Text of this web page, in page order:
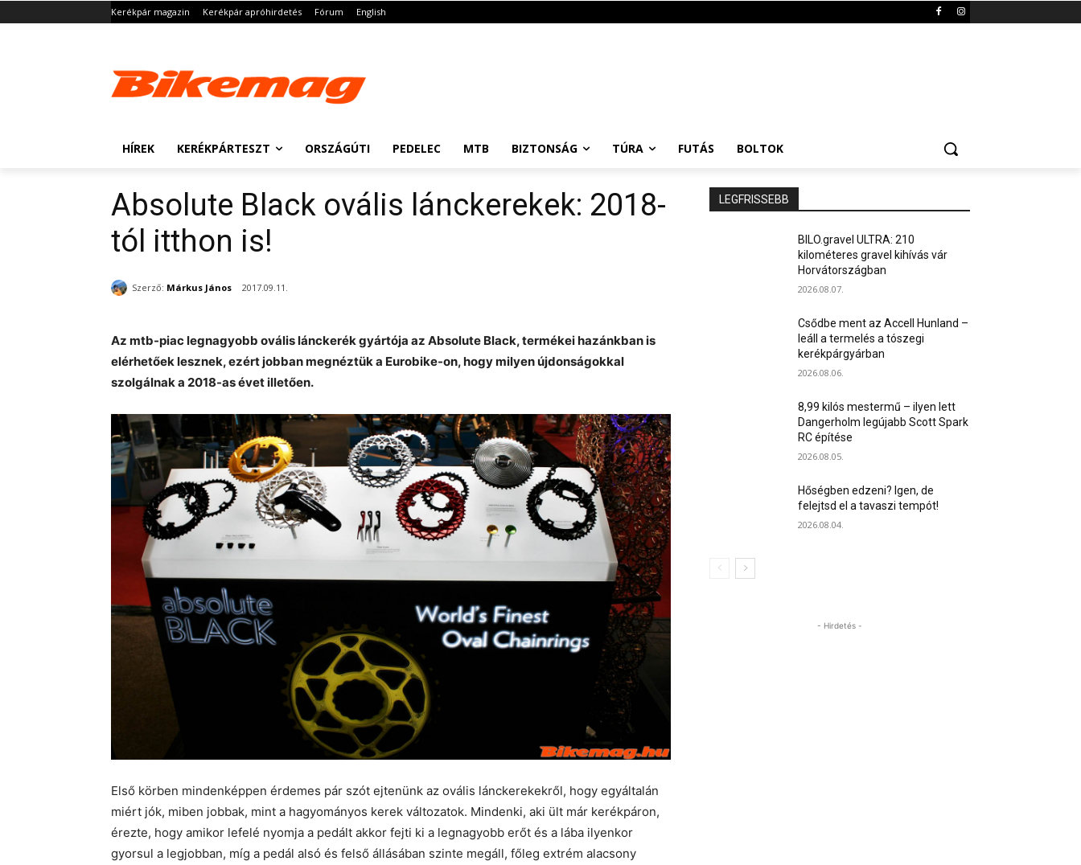
Kerékpár magazin Kerékpár apróhirdetés Fórum English
HÍREK KERÉKPÁRTESZT ORSZÁGÚTI PEDELEC MTB BIZTONSÁG TÚRA FUTÁS BOLTOK
Absolute Black ovális lánckerekek: 2018-
tól itthon is!
Szerző: Márkus János 2017.09.11.
Az mtb-piac legnagyobb ovális lánckerék gyártója az Absolute Black, termékei hazánkban is
elérhetőek lesznek, ezért jobban megnéztük a Eurobike-on, hogy milyen újdonságokkal
szolgálnak a 2018-as évet illetően.
Első körben mindenképpen érdemes pár szót ejtenünk az ovális lánckerekekről, hogy egyáltalán
miért jók, miben jobbak, mint a hagyományos kerek változatok. Mindenki, aki ült már kerékpáron,
érezte, hogy amikor lefelé nyomja a pedált akkor fejti ki a legnagyobb erőt és a lába ilyenkor
gyorsul a legjobban, míg a pedál alsó és felső állásában szinte megáll, főleg extrém alacsony
LEGFRISSEBB
BILO.gravel ULTRA: 210
kilométeres gravel kihívás vár
Horvátországban
2026.08.07.
Csődbe ment az Accell Hunland –
leáll a termelés a tószegi
kerékpárgyárban
2026.08.06.
8,99 kilós mestermű – ilyen lett
Dangerholm legújabb Scott Spark
RC építése
2026.08.05.
Hőségben edzeni? Igen, de
felejtsd el a tavaszi tempót!
2026.08.04.
- Hirdetés -